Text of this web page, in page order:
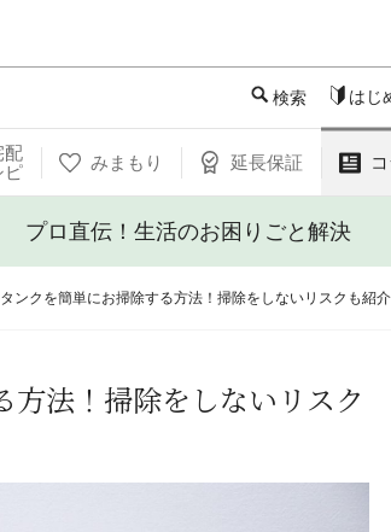
検索 はじ
配
ピ
みまもり 延長保証
プロ直伝！生活のお困りごと解決
タンクを簡単にお掃除する方法！掃除をしないリスクも紹介
方法！掃除をしないリスク